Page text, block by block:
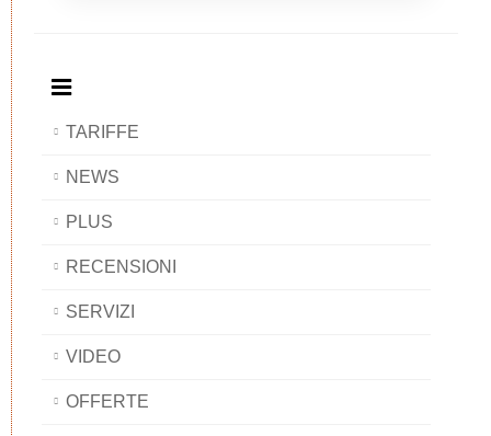
TARIFFE
NEWS
PLUS
RECENSIONI
SERVIZI
VIDEO
OFFERTE